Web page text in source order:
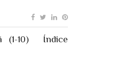
(1-10) Índice